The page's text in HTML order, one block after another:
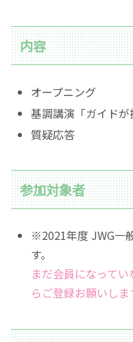
内容
オープニング
基調講演「ガイドが
質疑応答
参加対象者
※2021年度 JWG一
す。
まだ会員になって
らご登録お願いしま